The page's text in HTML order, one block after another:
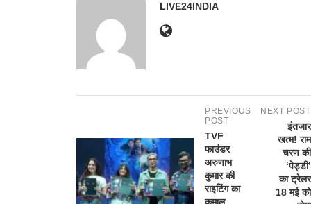
LIVE24INDIA
PREVIOUS
POST
TVF
फाउंडर
अरुणाभ
कुमार की
राइटिंग का
NEXT POST
इंतजार
खत्म! राम
चरण की
‘पेड्डी’
का ट्रेलर
18 मई को